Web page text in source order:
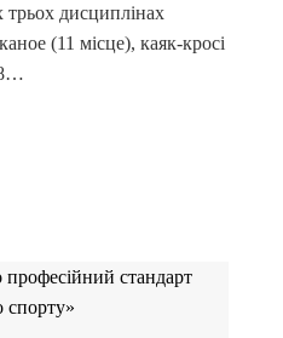
трьох дисциплінах
(11 місце), каяк-кросі